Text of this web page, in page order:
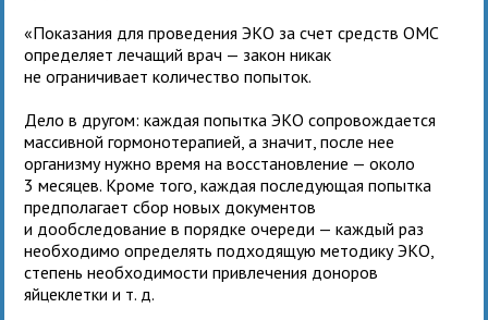
«Показания для проведения ЭКО за счет средств ОМС
определяет лечащий врач — закон никак
не ограничивает количество попыток.
Дело в другом: каждая попытка ЭКО сопровождается
массивной гормонотерапией, а значит, после нее
организму нужно время на восстановление — около
3 месяцев. Кроме того, каждая последующая попытка
предполагает сбор новых документов
и дообследование в порядке очереди — каждый раз
необходимо определять подходящую методику ЭКО,
степень необходимости привлечения доноров
яйцеклетки и т. д.